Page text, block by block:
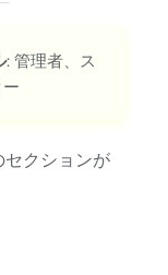
: 管理者、ス
クションが